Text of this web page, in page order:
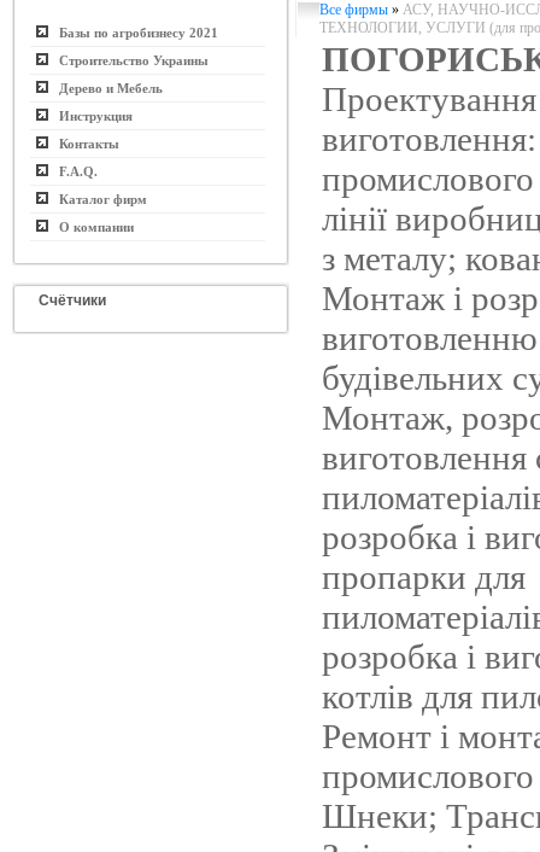
Базы по агробизнесу 2021
Строительство Украины
Дерево и Мебель
Инструкция
Контакты
F.A.Q.
Каталог фирм
О компании
Счётчики
Все фирмы » АСУ, НАУЧНО-
ТЕХНОЛОГИИ, УСЛУГИ (для пром.
Проектування
виготовлення:
лінії
з металу;
Монтаж і
будівельних
Монтаж,
розробка і
пропарки для
розробка і
котлів для
Ремонт і
Шнеки;